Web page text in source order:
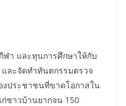
า และทุนการศึกษาให้กับ
และจัดทำทันตกรรมตรวจ
ประชาชนที่ขาดโอกาสใน
ชาวบ้านยากจน 150